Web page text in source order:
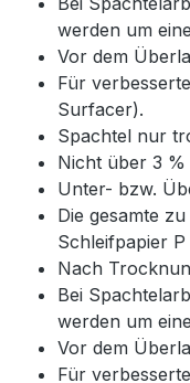
werden um
Vor dem
Für
Surfacer).
Spachtel nur
Nicht über 3
Unter- bzw.
Die gesamte
Schleifpapier
Nach
Bei
werden um
Vor dem
Für